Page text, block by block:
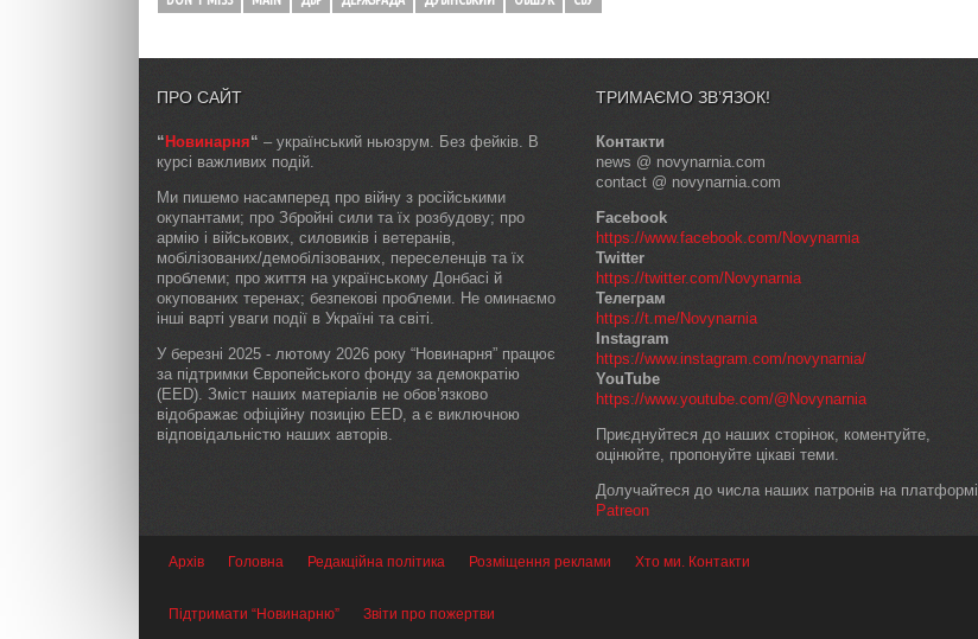
ПРО САЙТ
“ Новинарня“ – український ньюзрум. Без фейків. В
курсі важливих подій.
Ми пишемо насамперед про війну з російськими
окупантами; про Збройні сили та їх розбудову; про
армію і військових, силовиків і ветеранів,
мобілізованих/демобілізованих, переселенців та їх
проблеми; про життя на українському Донбасі й
окупованих теренах; безпекові проблеми. Не оминаємо
інші варті уваги події в Україні та світі.
У березні 2025 - лютому 2026 року “Новинарня” працює
за підтримки Європейського фонду за демократію
(EED). Зміст наших матеріалів не обов’язково
відображає офіційну позицію EED, а є виключною
відповідальністю наших авторів.
ТРИМАЄМО ЗВ’ЯЗОК!
Контакти
news @ novynarnia.com
contact @ novynarnia.com
Facebook
https://www.facebook.com/Novynarnia
Twitter
https://twitter.com/Novynarnia
Телеграм
https://t.me/Novynarnia
Instagram
https://www.instagram.com/novynarnia/
YouTube
https://www.youtube.com/@Novynarnia
Приєднуйтеся до наших сторінок, коментуйте,
оцінюйте, пропонуйте цікаві теми.
Долучайтеся до числа наших патронів на платформі
Patreon
Архів Головна Редакційна політика Розміщення реклами Хто ми. Контакти
Підтримати “Новинарню” Звіти про пожертви